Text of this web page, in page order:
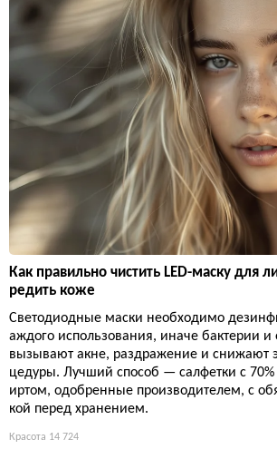
Как правильно чистить LED-маску для
редить коже
Светодиодные маски необходимо
аждого использования, иначе бактерии и
вызывают акне, раздражение и снижают
цедуры. Лучший способ — салфетки с
иртом, одобренные производителем, с
кой перед хранением.
Красота 14 724